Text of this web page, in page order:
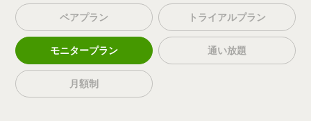
ペアプラン トライアルプラン
モニタープラン 通い放題
月額制